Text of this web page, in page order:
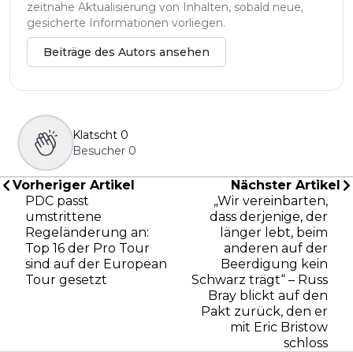
zeitnahe Aktualisierung von Inhalten, sobald neue,
gesicherte Informationen vorliegen.
Beiträge des Autors ansehen
Klatscht 0
Besucher 0
Vorheriger Artikel
PDC passt
umstrittene
Regeländerung an:
Top 16 der Pro Tour
sind auf der European
Tour gesetzt
Nächster Artikel
„Wir vereinbarten,
dass derjenige, der
länger lebt, beim
anderen auf der
Beerdigung kein
Schwarz trägt“ – Russ
Bray blickt auf den
Pakt zurück, den er
mit Eric Bristow
schloss